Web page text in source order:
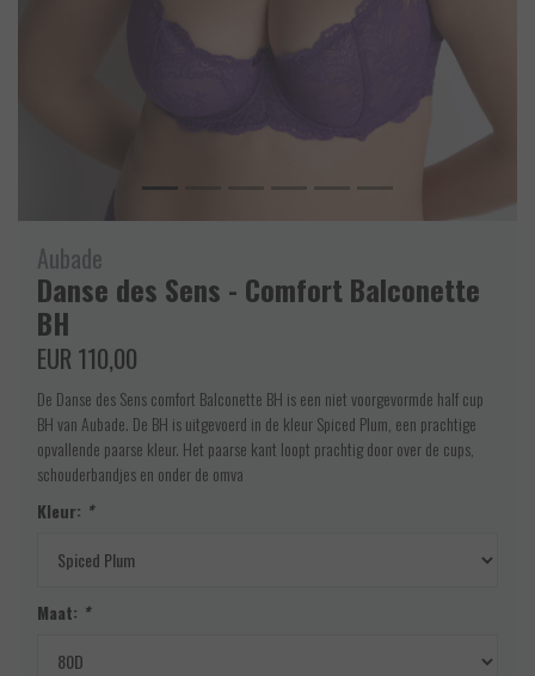
Aubade
Danse des Sens - Comfort Balconette
BH
EUR 110,00
De Danse des Sens comfort Balconette BH is een niet voorgevormde half cup
BH van Aubade. De BH is uitgevoerd in de kleur Spiced Plum, een prachtige
opvallende paarse kleur. Het paarse kant loopt prachtig door over de cups,
schouderbandjes en onder de omva
Kleur: *
Maat: *